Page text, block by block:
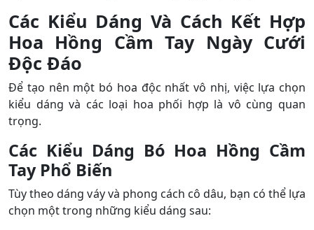
Các Kiểu Dáng Và Cách Kết Hợp
Hoa Hồng Cầm Tay Ngày Cưới
Độc Đáo
Để tạo nên một bó hoa độc nhất vô nhị, việc lựa chọn
kiểu dáng và các loại hoa phối hợp là vô cùng quan
trọng.
Các Kiểu Dáng Bó Hoa Hồng Cầm
Tay Phổ Biến
Tùy theo dáng váy và phong cách cô dâu, bạn có thể lựa
chọn một trong những kiểu dáng sau: